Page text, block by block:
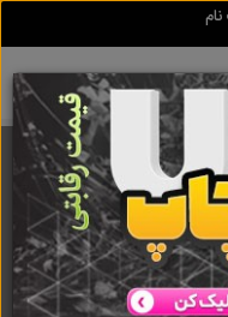
شو
اینترنتی